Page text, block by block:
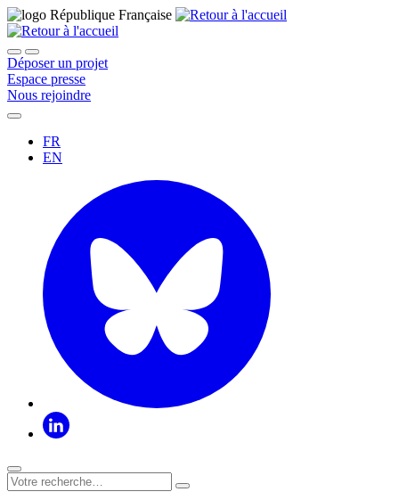
Déposer un projet
Espace presse
Nous rejoindre
FR
EN